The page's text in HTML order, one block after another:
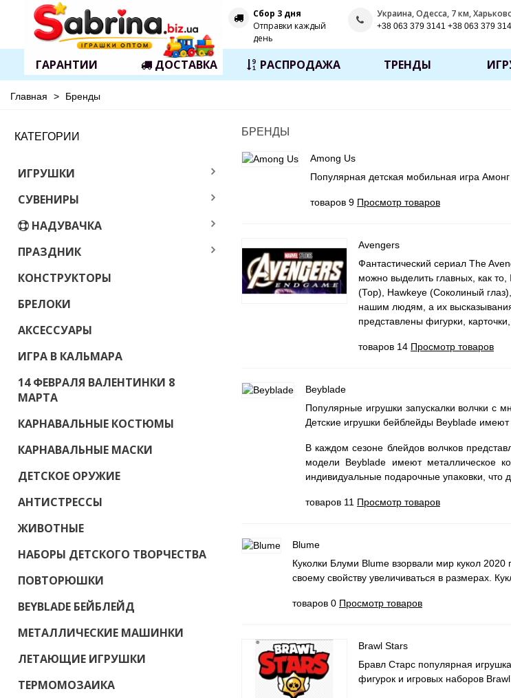
Сбор 3 дня
Отправки каждый
день
Украина, Одесса, 7 км,
+38 063 379 3141 +38 063 379
ГАРАНТИИ ДОСТАВКА РАСПРОДАЖА ТРЕНДЫ
Главная > Бренды
КАТЕГОРИИ
ИГРУШКИ
СУВЕНИРЫ
НАДУВАЧКА
ПРАЗДНИК
КОНСТРУКТОРЫ
БРЕЛОКИ
АКСЕССУАРЫ
ИГРА В КАЛЬМАРА
14 ФЕВРАЛЯ ВАЛЕНТИНКИ 8
МАРТА
КАРНАВАЛЬНЫЕ КОСТЮМЫ
КАРНАВАЛЬНЫЕ МАСКИ
ДЕТСКОЕ ОРУЖИЕ
АНТИСТРЕССЫ
ЖИВОТНЫЕ
НАБОРЫ ДЕТСКОГО ТВОРЧЕСТВА
ПОВТОРЮШКИ
BEYBLADE БЕЙБЛЕЙД
МЕТАЛЛИЧЕСКИЕ МАШИНКИ
ЛЕТАЮЩИЕ ИГРУШКИ
ТЕРМОМОЗАИКА
БРЕНДЫ
Among Us
Популярная детская мобильная игра
товаров 9 Просмотр товаров
Avengers
Фантастический сериал The
можно выделить главных, как
(Тор), Hawkeye (Соколиный
нашим людям, а их
представлены фигурки,
товаров 14 Просмотр товаров
Beyblade
Популярные игрушки запускалки волчки с
Детские игрушки бейблейды Beyblade имеют
В каждом сезоне блейдов волчков
модели Beyblade имеют металлическое
индивидуальные подарочные упаковки, что
товаров 11 Просмотр товаров
Blume
Куколки Блуми Blume взорвали мир кукол
своему свойству увеличиваться в размерах.
товаров 0 Просмотр товаров
Brawl Stars
Бравл Старс популярная
фигурок и игровых наборов